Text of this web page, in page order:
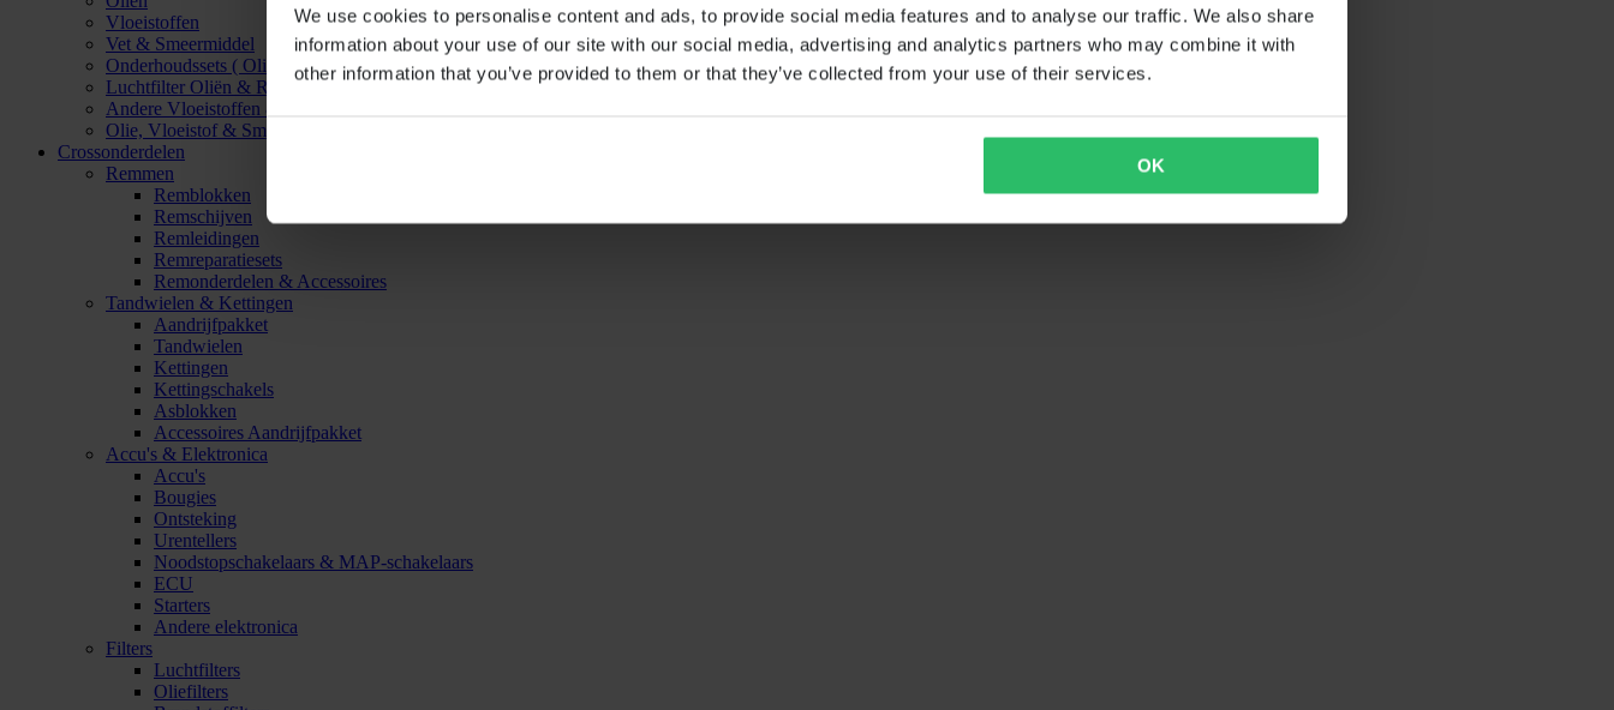
We use cookies to personalise content and ads, to provide social media features and to analyse our traffic. We also share
information about your use of our site with our social media, advertising and analytics partners who may combine it with
other information that you’ve provided to them or that they’ve collected from your use of their services.
OK
Vloeistoffen
Vet & Smeermiddel
Onderhoudssets ( Olie & Filter)
Luchtfilter Oliën & Reinigers
Andere Vloeistoffen & Smeermiddelen
Olie, Vloeistof & Smeermiddel Accessoires
Crossonderdelen
Remmen
Remblokken
Remschijven
Remleidingen
Remreparatiesets
Remonderdelen & Accessoires
Tandwielen & Kettingen
Aandrijfpakket
Tandwielen
Kettingen
Kettingschakels
Asblokken
Accessoires Aandrijfpakket
Accu's & Elektronica
Accu's
Bougies
Ontsteking
Urentellers
Noodstopschakelaars & MAP-schakelaars
ECU
Starters
Andere elektronica
Filters
Luchtfilters
Oliefilters